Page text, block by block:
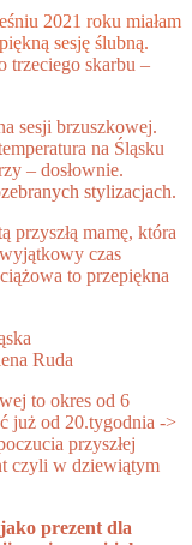
2021 roku miałam
sesję ślubną.
trzeciego skarbu –
sesji brzuszkowej.
na Śląsku
– dosłownie.
stylizacjach.
przyszłą mamę, która
czas
to przepiękna
Ruda
to okres od 6
już od 20.tygodnia ->
przyszłej
czyli w dziewiątym
prezent dla